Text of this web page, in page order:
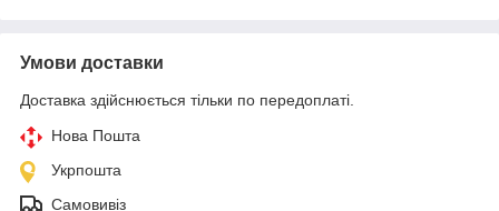
Умови доставки
Доставка здійснюється тільки по передоплаті.
Нова Пошта
Укрпошта
Самовивіз